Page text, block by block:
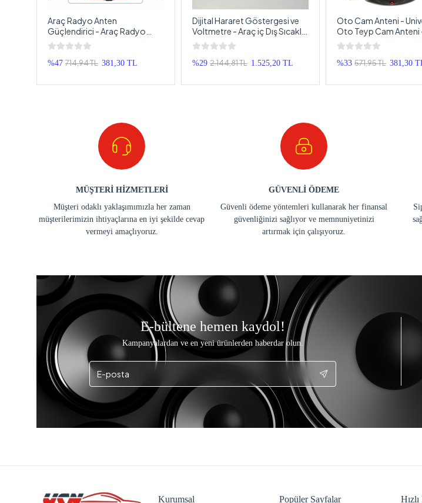
Araç Radyo Anten
Güçlendirici - Araç Radyo
Anteni Sinyal Güçlendirici -
Teyp Anten Sinyal Gücü
Arttırıcı
%47 714,94 TL 381,30 TL
Dijital Hararet Göstergesi ve
Voltmetre - Araç iç Dış Sıcaklık
ve Akü Şarj Göstergesi
%29 2.144,81 TL 1.525,20 TL
Oto Cam Anteni -
Oto Teyp Cam Anteni
Elektronik Anten
%33 571,95 TL 381,30
MÜŞTERİ HİZMETLERİ
Müşteri odaklı yaklaşımımızla her zaman
müşterilerimizin ihtiyaçlarına en iyi şekilde cevap
vermeyi amaçlıyoruz.
GÜVENLİ ÖDEME
Güvenli ödeme yöntemleri kullanarak her finansal
güvenliğinizi sağlıyor ve memnuniyetinizi
artırmak için çalışıyoruz.
E-bültene hemen kaydol!
Kampanyalardan ve en yeni ürünlerden haberdar olun.
Kurumsal Popüler Sayfalar